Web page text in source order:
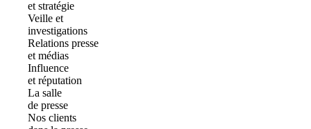
et stratégie
Veille et
investigations
Relations presse
et médias
Influence
et réputation
La salle
de presse
Nos clients